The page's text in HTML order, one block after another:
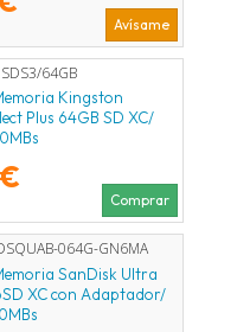
Avísame
64GB
Kingston
Plus 64GB SD XC/
Comprar
064G-GN6MA
SanDisk Ultra
XC con Adaptador/